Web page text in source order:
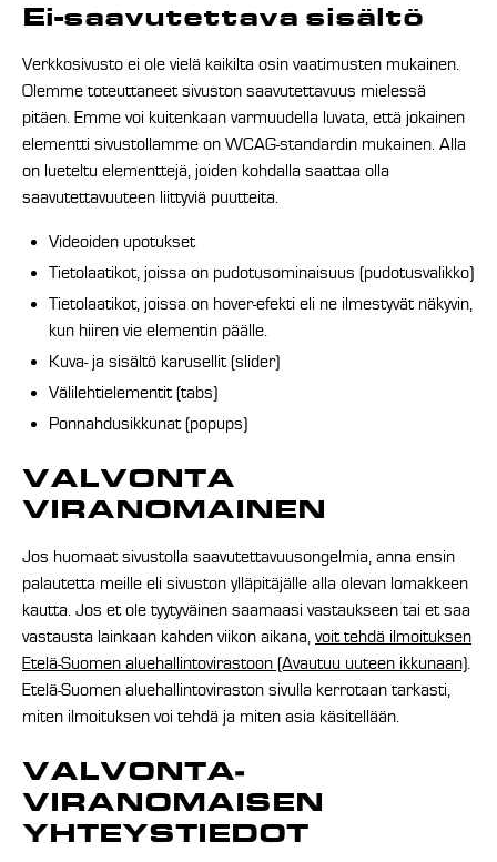
Ei-saavutettava sisältö
Verkkosivusto ei ole vielä kaikilta osin vaatimusten mukainen.
Olemme toteuttaneet sivuston saavutettavuus mielessä
pitäen. Emme voi kuitenkaan varmuudella luvata, että jokainen
elementti sivustollamme on WCAG-standardin mukainen. Alla
on lueteltu elementtejä, joiden kohdalla saattaa olla
saavutettavuuteen liittyviä puutteita.
Videoiden upotukset
Tietolaatikot, joissa on pudotusominaisuus (pudotusvalikko)
Tietolaatikot, joissa on hover-efekti eli ne ilmestyvät näkyvin,
kun hiiren vie elementin päälle.
Kuva- ja sisältö karusellit (slider)
Välilehtielementit (tabs)
Ponnahdusikkunat (popups)
VALVONTA
VIRANOMAINEN
Jos huomaat sivustolla saavutettavuusongelmia, anna ensin
palautetta meille eli sivuston ylläpitäjälle alla olevan lomakkeen
kautta. Jos et ole tyytyväinen saamaasi vastaukseen tai et saa
vastausta lainkaan kahden viikon aikana, voit tehdä ilmoituksen
Etelä-Suomen aluehallintovirastoon (Avautuu uuteen ikkunaan).
Etelä-Suomen aluehallintoviraston sivulla kerrotaan tarkasti,
miten ilmoituksen voi tehdä ja miten asia käsitellään.
VALVONTA­
VIRANOMAISEN
YHTEYSTIEDOT